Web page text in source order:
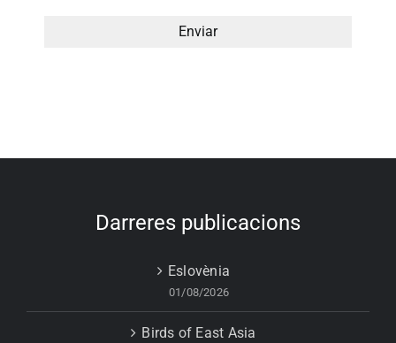
Darreres publicacions
Eslovènia
01/08/2026
Birds of East Asia